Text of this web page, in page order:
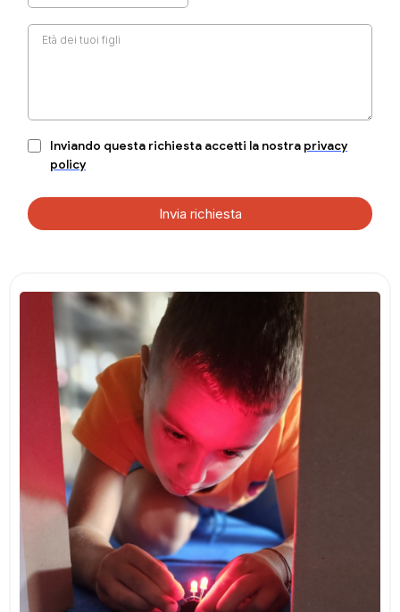
Inviando questa richiesta accetti la nostra privacy
policy
Invia richiesta